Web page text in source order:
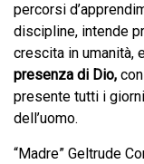
percorsi
discipline, intende
crescita in umanità,
presenza di Dio,
presente tutti i
dell’uomo.
“Madre” Geltrude